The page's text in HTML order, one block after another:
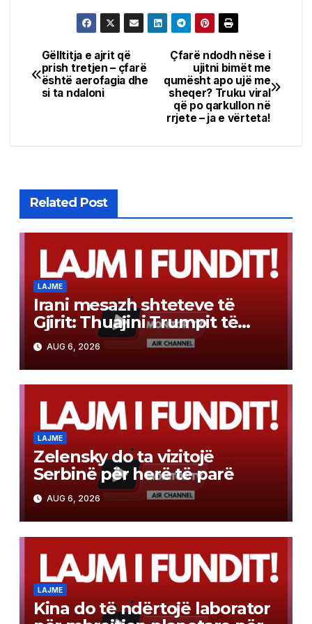
Post
navigation
Çfarë ndodh nëse i
ujitni bimët me
qumësht apo ujë me
sheqer? Truku viral
që po qarkullon në
rrjete – ja e vërteta!
Gëlltitja e ajrit që
prish tretjen – çfarë
është aerofagia dhe
si ta ndaloni
Related Post
LAJME
Irani mesazh shteteve të
Gjirit: Thuajini Trumpit të
heqë dorë, ose do t’ju
godasim rëndë
AUG 6, 2026
LAJME
Zelensky do ta vizitojë
Serbinë për herë të parë
AUG 6, 2026
LAJME
Kina do të ndërtojë laborator